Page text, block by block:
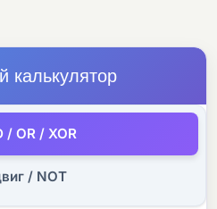
калькулятор
/ OR / XOR
/ NOT